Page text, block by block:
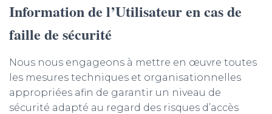
Information de l’Utilisateur en cas de
faille de sécurité
Nous nous engageons à mettre en œuvre toutes
les mesures techniques et organisationnelles
appropriées afin de garantir un niveau de
sécurité adapté au regard des risques d’accès